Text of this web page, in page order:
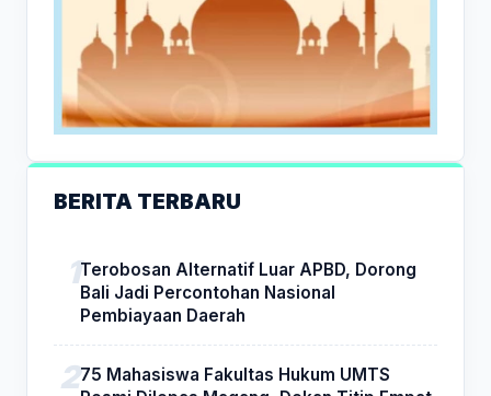
BERITA TERBARU
Terobosan Alternatif Luar APBD, Dorong
Bali Jadi Percontohan Nasional
Pembiayaan Daerah
75 Mahasiswa Fakultas Hukum UMTS